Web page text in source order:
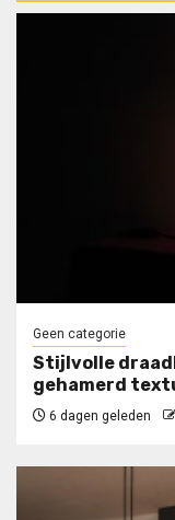
Geen categorie
Stijlvolle
gehamerd
6 dagen geleden